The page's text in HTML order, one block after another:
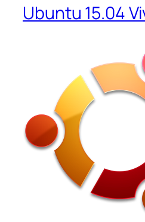
Ubuntu 15.04